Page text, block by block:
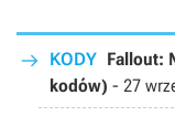
KODY Fallout:
kodów) - 27